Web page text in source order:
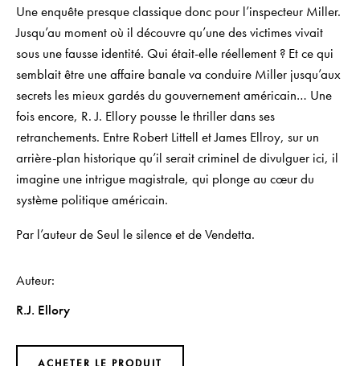
Une enquête presque classique donc pour l’inspecteur Miller.
Jusqu’au moment où il découvre qu’une des victimes vivait
sous une fausse identité. Qui était-elle réellement ? Et ce qui
semblait être une affaire banale va conduire Miller jusqu’aux
secrets les mieux gardés du gouvernement américain… Une
fois encore, R. J. Ellory pousse le thriller dans ses
retranchements. Entre Robert Littell et James Ellroy, sur un
arrière-plan historique qu’il serait criminel de divulguer ici, il
imagine une intrigue magistrale, qui plonge au cœur du
système politique américain.
Par l’auteur de Seul le silenceet deVendetta.
Auteur
R.J. Ellory